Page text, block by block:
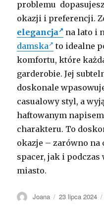
problemu
okazji i preferencji.
elegancja
na lato i
damska
to idealne
komfortu, które
garderobie. Jej
doskonale
casualowy styl, a
haftowanym
charakteru. To
okazje – zarówno na
spacer, jak i
miasto.
Autor
Joana Opublikowano
23 lipca 2024